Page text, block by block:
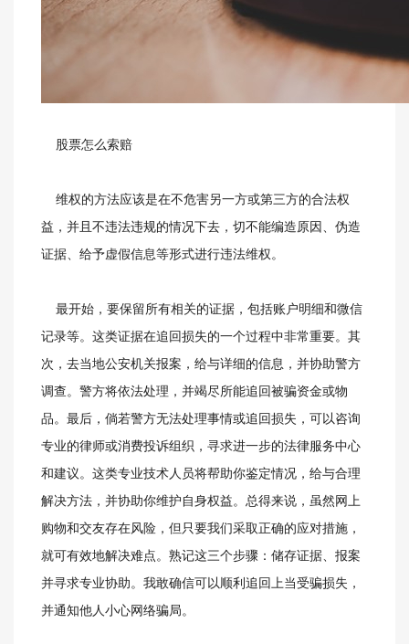
股票怎么索赔
维权的方法应该是在不危害另一方或第三方的合法权
益，并且不违法违规的情况下去，切不能编造原因、伪造
证据、给予虚假信息等形式进行违法维权。
最开始，要保留所有相关的证据，包括账户明细和微信
记录等。这类证据在追回损失的一个过程中非常重要。其
次，去当地公安机关报案，给与详细的信息，并协助警方
调查。警方将依法处理，并竭尽所能追回被骗资金或物
品。最后，倘若警方无法处理事情或追回损失，可以咨询
专业的律师或消费投诉组织，寻求进一步的法律服务中心
和建议。这类专业技术人员将帮助你鉴定情况，给与合理
解决方法，并协助你维护自身权益。总得来说，虽然网上
购物和交友存在风险，但只要我们采取正确的应对措施，
就可有效地解决难点。熟记这三个步骤：储存证据、报案
并寻求专业协助。我敢确信可以顺利追回上当受骗损失，
并通知他人小心网络骗局。